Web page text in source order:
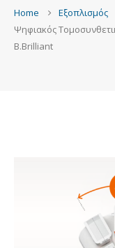
Home
Εξοπλισμός
Ψηφιακός
B.brilliant